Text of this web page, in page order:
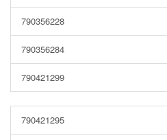
790356228
790356284
790421299
790421295